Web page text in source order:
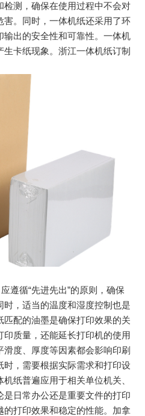
测，确保在使用过程中不会对
。同时，一体机纸还采用了环
出的安全性和可靠性。一体机
卡纸现象。浙江一体机纸订制
遵循“先进先出”的原则，确保
，适当的温度和湿度控制也是
配的油墨是确保打印效果的关
质量，还能延长打印机的使用
度、厚度等因素都会影响印刷
时，需要根据实际需求和打印设
纸普遍应用于相关单位机关、
日常办公还是重要文件的打印
打印效果和稳定的性能。加拿